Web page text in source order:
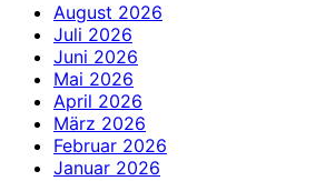
August 2026
Juli 2026
Juni 2026
Mai 2026
April 2026
März 2026
Februar 2026
Januar 2026